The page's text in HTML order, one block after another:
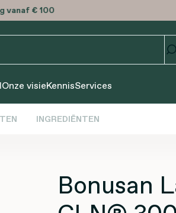
Onze visieKennisServices
INGREDIËNTEN
Bonusan